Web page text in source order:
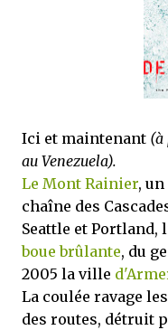
mettre sous tous les yeux.
Ici et maintenant (à
au Venezuela).
Le Mont Rainier,
chaîne des
Seattle et Portland,
boue brûlante, du
2005 la ville
La coulée ravage
des routes, détruit